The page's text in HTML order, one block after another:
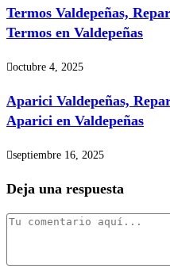
Termos Valdepeñas,
Termos en Valdepeñas
octubre 4, 2025
Aparici Valdepeñas,
Aparici en Valdepeñas
septiembre 16, 2025
Deja una respuesta
Comentario